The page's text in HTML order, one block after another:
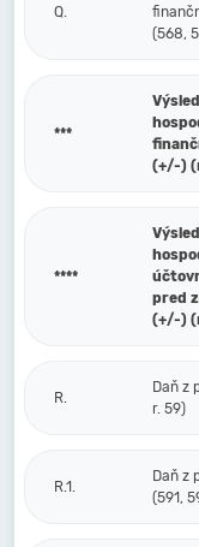
Q.
(568,
***
(+/-)
****
pred
(+/-)
R.
Daň z
r. 59)
R.1.
Daň z
(591,